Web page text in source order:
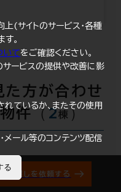
た方が合わせ
件（2棟 ）
まとめて資料請求
ィス探しを依頼する
(サイトのサービス・各種
。
てをご確認ください。
ービスの提供や改善に影
ているか、またその使用
メール等のコンテンツ配信
る